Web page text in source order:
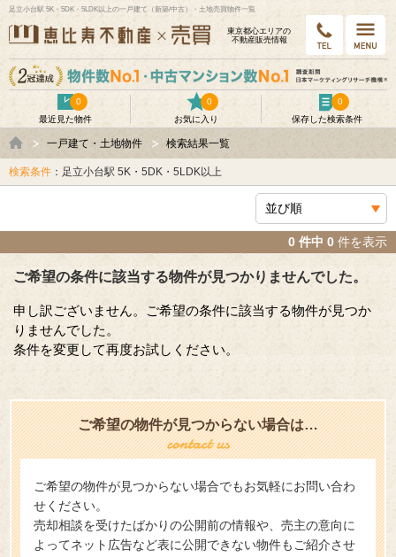
足立小台駅 5K・5DK・5LDK以上の一戸建て（新築/中古）・土地売買物件一覧
東京都⼼エリアの
不動産販売情報
最近見た物件
0
お気に入り
0
保存した検索条件
0
一戸建て・土地物件 検索結果一覧
検索条件 ：足立小台駅 5K・5DK・5LDK以上
0 件中 0 件を表示
ご希望の条件に該当する物件が見つかりませんでした。
申し訳ございません。ご希望の条件に該当する物件が見つか
りませんでした。
条件を変更して再度お試しください。
ご希望の物件が見つからない場合は…
ご希望の物件が見つからない場合でもお気軽にお問い合わ
せください。
売却相談を受けたばかりの公開前の情報や、売主の意向に
よってネット広告など表に公開できない物件もご紹介させ